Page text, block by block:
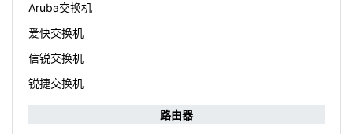
Aruba交换机
爱快交换机
信锐交换机
锐捷交换机
路由器